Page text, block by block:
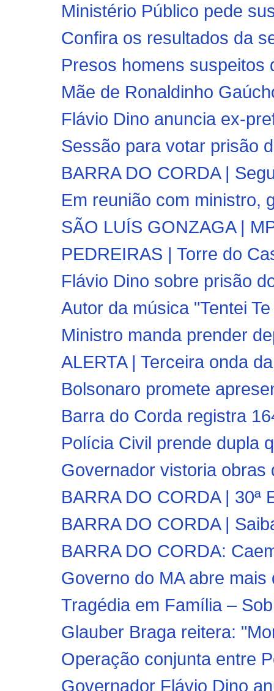
Ministério Público pede
Confira os resultados da
Presos homens suspeitos
Mãe de Ronaldinho
Flávio Dino anuncia ex-
Sessão para votar prisão
BARRA DO CORDA |
Em reunião com ministro,
SÃO LUÍS GONZAGA |
PEDREIRAS | Torre do
Flávio Dino sobre prisão
Autor da música "Tentei
Ministro manda prender
ALERTA | Terceira onda
Bolsonaro promete
Barra do Corda registra
Polícia Civil prende dupla
Governador vistoria obras
BARRA DO CORDA | 30ª
BARRA DO CORDA |
BARRA DO CORDA:
Governo do MA abre
Tragédia em Família –
Glauber Braga reitera:
Operação conjunta entre
Governador Flávio Dino